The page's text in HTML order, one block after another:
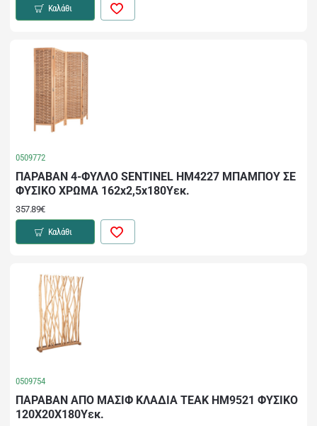
Καλάθι
0509772
ΠΑΡΑΒΑΝ 4-ΦΥΛΛΟ SENTINEL HM4227 ΜΠΑΜΠΟΥ ΣΕ
ΦΥΣΙΚΟ ΧΡΩΜΑ 162x2,5x180Υεκ.
357.89€
Καλάθι
0509754
ΠΑΡΑΒΑΝ ΑΠΟ ΜΑΣΙΦ ΚΛΑΔΙΑ ΤEAK HM9521 ΦΥΣΙΚΟ
120Χ20Χ180Yεκ.